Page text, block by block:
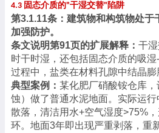
4.3 固态介质的"干湿交替" 陷阱
第3.1.11条：建筑物和构筑物处于
加强防护。
条文说明第91页的扩展解释： 干
时干时湿，还包括固态介质的吸湿
过程中，盐类在材料孔隙中结晶膨
典型案例： 某化肥厂硝酸铵仓库，
蚀）做了普通水泥地面。实际运
散落，清洁用水+空气湿度>75%
环。地面3年即出现严重剥落，重